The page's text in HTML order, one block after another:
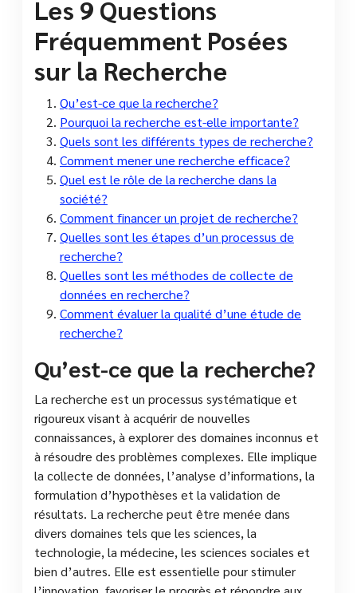
Les 9 Questions
Fréquemment Posées
sur la Recherche
Qu’est-ce que la recherche?
Pourquoi la recherche est-elle importante?
Quels sont les différents types de recherche?
Comment mener une recherche efficace?
Quel est le rôle de la recherche dans la
société?
Comment financer un projet de recherche?
Quelles sont les étapes d’un processus de
recherche?
Quelles sont les méthodes de collecte de
données en recherche?
Comment évaluer la qualité d’une étude de
recherche?
Qu’est-ce que la recherche?
La recherche est un processus systématique et
rigoureux visant à acquérir de nouvelles
connaissances, à explorer des domaines inconnus et
à résoudre des problèmes complexes. Elle implique
la collecte de données, l’analyse d’informations, la
formulation d’hypothèses et la validation de
résultats. La recherche peut être menée dans
divers domaines tels que les sciences, la
technologie, la médecine, les sciences sociales et
bien d’autres. Elle est essentielle pour stimuler